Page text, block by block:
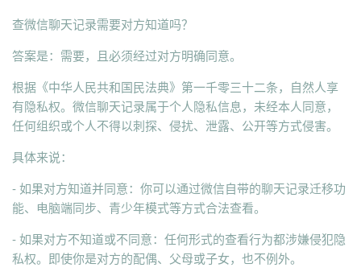
查微信聊天记录需要对方知道吗？
答案是：需要，且必须经过对方明确同意。
根据《中华人民共和国民法典》第一千零三十二条，自然人享
有隐私权。微信聊天记录属于个人隐私信息，未经本人同意，
任何组织或个人不得以刺探、侵扰、泄露、公开等方式侵害。
具体来说：
- 如果对方知道并同意：你可以通过微信自带的聊天记录迁移功
能、电脑端同步、青少年模式等方式合法查看。
- 如果对方不知道或不同意：任何形式的查看行为都涉嫌侵犯隐
私权。即使你是对方的配偶、父母或子女，也不例外。